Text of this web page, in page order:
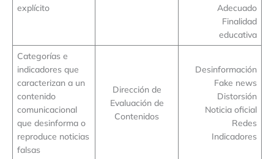
explícito
Adecuado
Finalidad
educativa
Categorías e
indicadores que
caracterizan a un
contenido
comunicacional
que desinforma o
reproduce noticias
falsas
Dirección de
Evaluación de
Contenidos
Desinformación
Fake news
Distorsión
Noticia oficial
Redes
Indicadores